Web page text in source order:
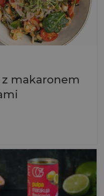
z makaronem